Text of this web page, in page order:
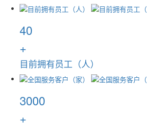
40
+
目前拥有员工（人）
3000
+